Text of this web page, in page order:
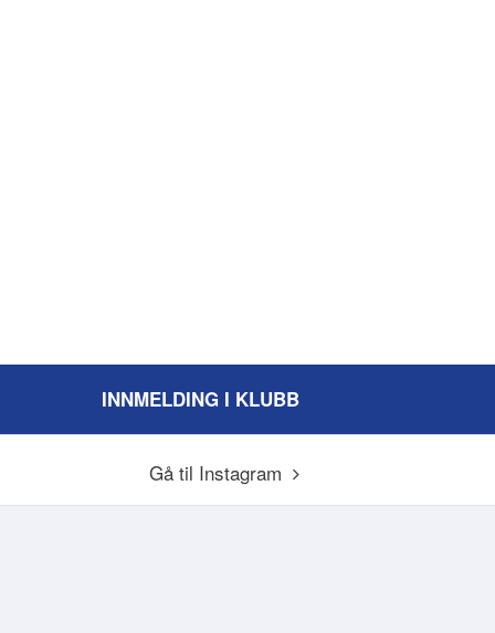
INNMELDING I KLUBB
Gå til Instagram